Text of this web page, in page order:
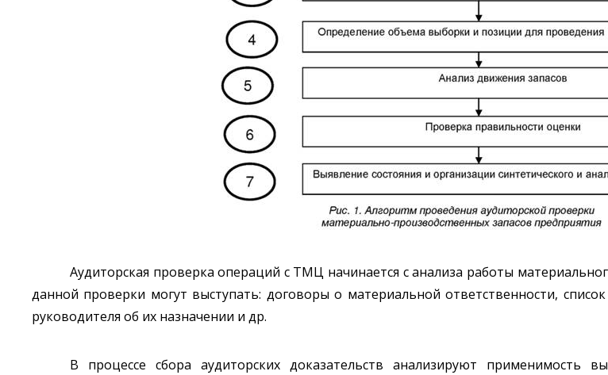
Аудиторская проверка операций с ТМЦ начинается с анализа работы
данной проверки могут выступать: договоры о материальной ответственности,
руководителя об их назначении и др.
В процессе сбора аудиторских доказательств анализируют применимость